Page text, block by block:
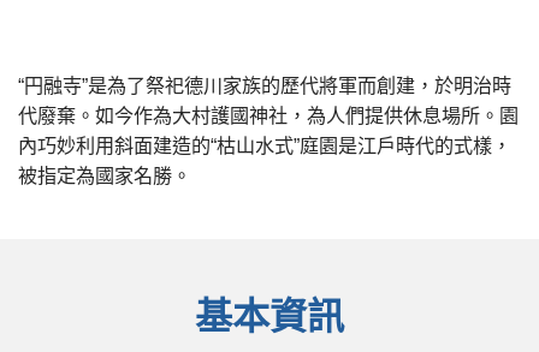
“円融寺”是為了祭祀德川家族的歷代將軍而創建，於明治時
代廢棄。如今作為大村護國神社，為人們提供休息場所。園
內巧妙利用斜面建造的“枯山水式”庭園是江戶時代的式樣，
被指定為國家名勝。
基本資訊